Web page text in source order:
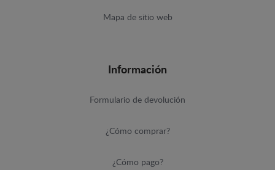
Mapa de sitio web
Información
Formulario de devolución
¿Cómo comprar?
¿Cómo pago?